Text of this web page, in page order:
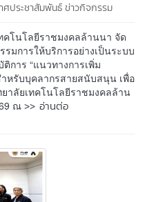
ศประชาสัมพันธ์ข่าวกิจกรรม
โนโลยีราชมงคลล้านนา จัด
มการให้บริการอย่างเป็นระบบ
การ “แนวทางการเพิ่ม
หรับบุคลากรสายสนับสนุน เพื่อ
าลัยเทคโนโลยีราชมงคลล้าน
ณ >> อ่านต่อ